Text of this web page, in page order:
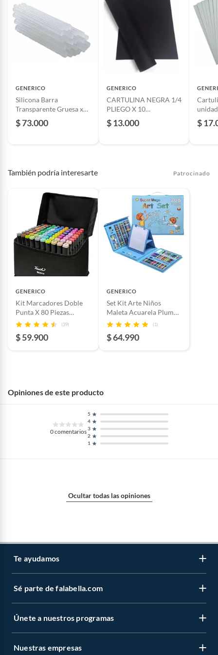
GENERICO
Silicona Barra
Transparente Gruesa x
50 Unidades
$ 73.000
GENERICO
CARTULINA NEGRA 1/4
PLIEGO X 10
UNIDADES
$ 13.000 $
También podría interesarte Patrocinado
GENERICO
Kit Marcadores Doble
Punta X 80 Piezas
Escritorio
(39)
$ 59.900
GENERICO
Set Kit Arte Niños
Maleta Acuarela Plumón
208 Piezas Azul(1)
$ 64.990
Opiniones de este producto
0comentarios
1
2
3
4
5
Ocultar todas las opiniones
Te ayudamos
Venta telefónica
Información legal
Sé parte de falabella.com
Vende en falabella.com
Únete a nuestros programas
CMR Puntos
Nuestras empresas